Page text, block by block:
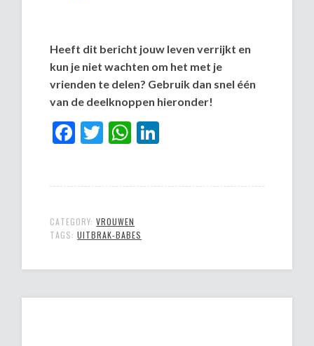
Heeft dit bericht jouw leven verrijkt en
kun je niet wachten om het met je
vrienden te delen? Gebruik dan snel één
van de deelknoppen hieronder!
Facebook
TwitterWhatsApp
CATEGORY:VROUWEN
TAGS:UITBRAK-BABES